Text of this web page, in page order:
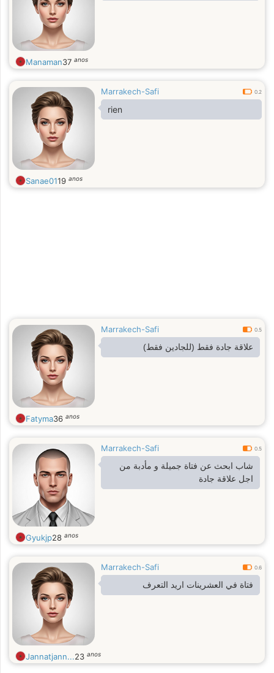
Manaman37 anos
Marrakech-Safi 0.2
rien
Sanae0119 anos
Marrakech-Safi 0.5
علاقة جادة فقط (للجادين فقط)
Fatyma36 anos
Marrakech-Safi 0.5
شاب ابحث عن فتاة جميلة و مأدبة من
اجل علاقة جادة
Gyukjp28 anos
Marrakech-Safi 0.6
فتاة في العشرينات اريد التعرف
Jannatjann...23 anos